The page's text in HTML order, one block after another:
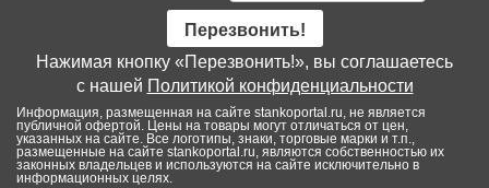
Перезвонить!
Нажимая кнопку «Перезвонить!», вы соглашаетесь
с нашей Политикой конфиденциальности
Информация, размещенная на сайте stankoportal.ru, не является
публичной офертой. Цены на товары могут отличаться от цен,
указанных на сайте. Все логотипы, знаки, торговые марки и т.п.,
размещенные на сайте stankoportal.ru, являются собственностью их
законных владельцев и используются на сайте исключительно в
информационных целях.